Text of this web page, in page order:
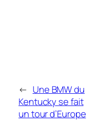
← Une BMW du
Kentucky se fait
un tour d’Europe